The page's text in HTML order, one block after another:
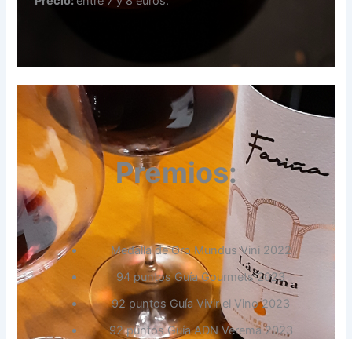
Premios:
Medalla de Oro Mundus Vini 2022
94 puntos Guía Gourmets 2023
92 puntos Guía Vivir el Vino 2023
92 puntos Guía ADN Verema 2023